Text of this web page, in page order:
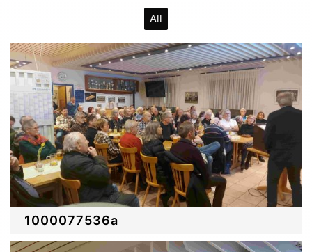
All
1000077536a